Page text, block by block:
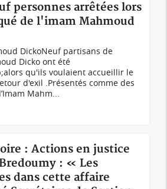
personnes arrêtées lors
de l'imam Mahmoud
DickoNeuf partisans de
Dicko ont été
qu'ils voulaient accueillir le
d'exil .Présentés comme des
Mahm...
: Actions en justice
: « Les
dans cette affaire